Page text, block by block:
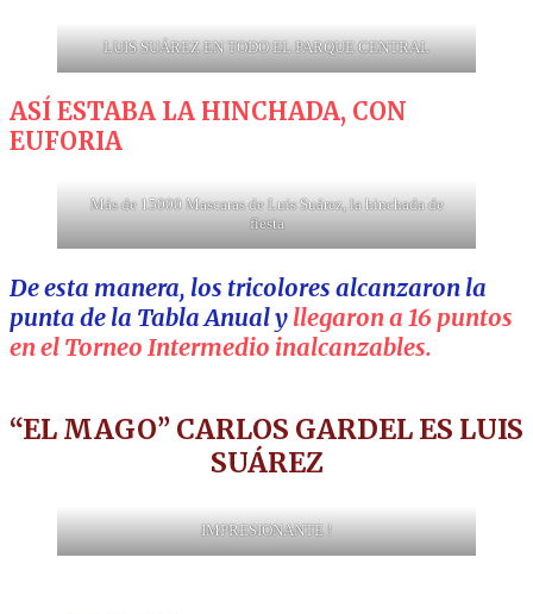
LUIS SUÁREZ EN TODO EL PARQUE CENTRAL
ASÍ ESTABA LA HINCHADA, CON
EUFORIA
Más de 15000 Mascaras de Luis Suárez, la hinchada de
fiesta
De esta manera, los tricolores alcanzaron la
punta de la Tabla Anual y llegaron a 16 puntos
en el Torneo Intermedio inalcanzables.
“EL MAGO” CARLOS GARDEL ES LUIS
SUÁREZ
IMPRESIONANTE !